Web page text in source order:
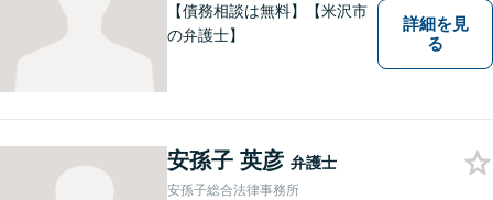
い。
【債務相談は無料】【米沢市
の弁護士】
詳細を見
る
安孫子 英彦 弁護士
安孫子総合法律事務所